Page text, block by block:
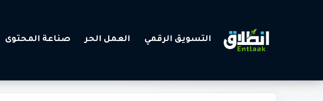
التسويق الرقمي العمل الحر صناعة المحتوى